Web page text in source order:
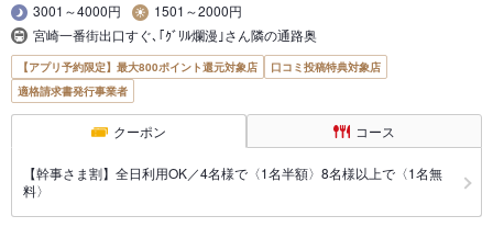
3001～4000円
1501～2000円
宮崎一番街出口すぐ､｢ｸﾞﾘﾙ爛漫｣さん隣の通路奥
【アプリ予約限定】最大800ポイント還元対象店
口コミ投稿特典対象店
適格請求書発行事業者
クーポン コース
【幹事さま割】全日利用OK／4名様で〈1名半額〉8名様以上で〈1名無
料〉